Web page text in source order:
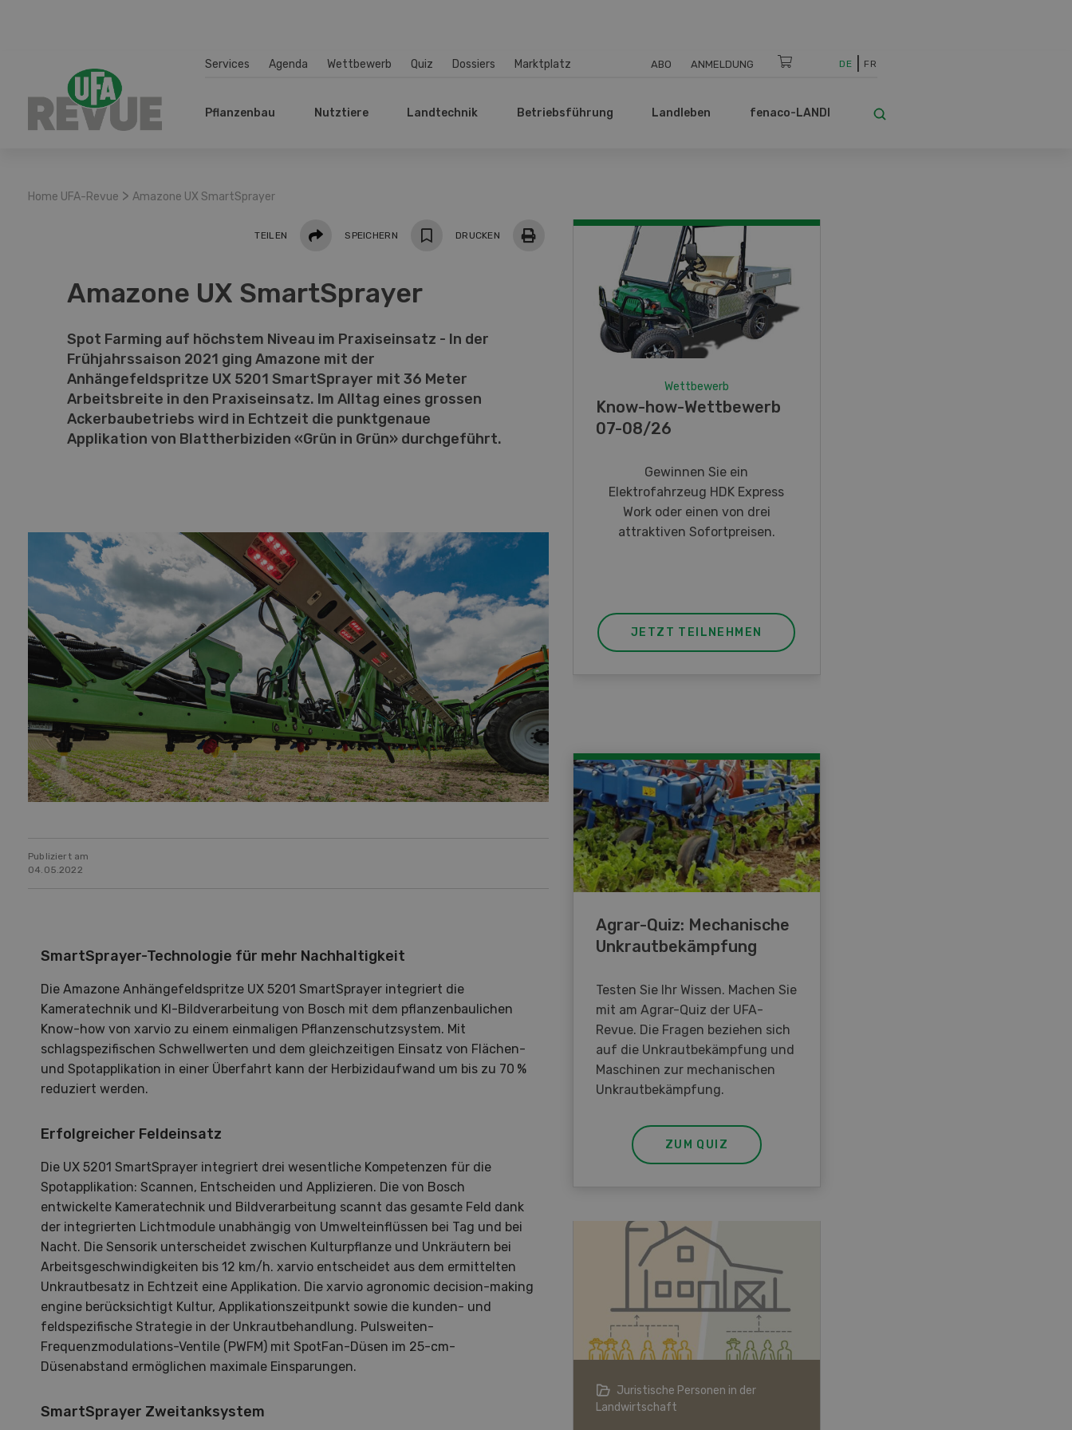
Services Agenda Wettbewerb Quiz Dossiers Marktplatz ABO ANMELDUNG DE FR
Pflanzenbau Nutztiere Landtechnik Betriebsführung Landleben fenaco-LANDI
Home UFA-Revue > Amazone UX SmartSprayer
TEILEN Teilen SPEICHERN DRUCKEN
Amazone UX SmartSprayer
Spot Farming auf höchstem Niveau im Praxiseinsatz - In der
Frühjahrssaison 2021 ging Amazone mit der
Anhängefeldspritze UX 5201 SmartSprayer mit 36 Meter
Arbeitsbreite in den Praxiseinsatz. Im Alltag eines grossen
Ackerbaubetriebs wird in Echtzeit die punktgenaue
Applikation von Blattherbiziden «Grün in Grün» durchgeführt.
Publiziert am
04.05.2022
SmartSprayer-Technologie für mehr Nachhaltigkeit
Die Amazone Anhängefeldspritze UX 5201 SmartSprayer integriert die
Kameratechnik und KI-Bildverarbeitung von Bosch mit dem pflanzenbaulichen
Know-how von xarvio zu einem einmaligen Pflanzenschutzsystem. Mit
schlagspezifischen Schwellwerten und dem gleichzeitigen Einsatz von Flächen-
und Spotapplikation in einer Überfahrt kann der Herbizidaufwand um bis zu 70 %
reduziert werden.
Erfolgreicher Feldeinsatz
Die UX 5201 SmartSprayer integriert drei wesentliche Kompetenzen für die
Spotapplikation: Scannen, Entscheiden und Applizieren. Die von Bosch
entwickelte Kameratechnik und Bildverarbeitung scannt das gesamte Feld dank
der integrierten Lichtmodule unabhängig von Umwelteinflüssen bei Tag und bei
Nacht. Die Sensorik unterscheidet zwischen Kulturpflanze und Unkräutern bei
Arbeitsgeschwindigkeiten bis 12 km/h. xarvio entscheidet aus dem ermittelten
Unkrautbesatz in Echtzeit eine Applikation. Die xarvio agronomic decision-making
engine berücksichtigt Kultur, Applikationszeitpunkt sowie die kunden- und
feldspezifische Strategie in der Unkrautbehandlung. Pulsweiten-
Frequenzmodulations-Ventile (PWFM) mit SpotFan-Düsen im 25-cm-
Düsenabstand ermöglichen maximale Einsparungen.
SmartSprayer Zweitanksystem
Wettbewerb
Know-how-Wettbewerb
07-08/26
Gewinnen Sie ein
Elektrofahrzeug HDK Express
Work oder einen von drei
attraktiven Sofortpreisen.
JETZT TEILNEHMEN
Agrar-Quiz: Mechanische
Unkrautbekämpfung
Testen Sie Ihr Wissen. Machen Sie
mit am Agrar-Quiz der UFA-
Revue. Die Fragen beziehen sich
auf die Unkrautbekämpfung und
Maschinen zur mechanischen
Unkrautbekämpfung.
ZUM QUIZ
Juristische Personen in der
Landwirtschaft